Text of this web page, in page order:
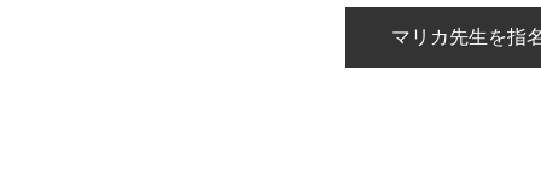
マリカ先生を指